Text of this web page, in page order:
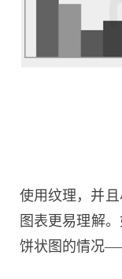
使用纹理，并
图表更易理解
饼状图的情况